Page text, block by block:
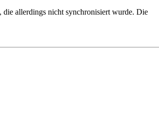
die allerdings nicht synchronisiert wurde. Die